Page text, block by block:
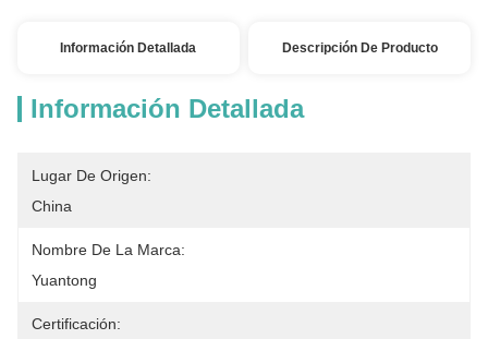
Información Detallada Descripción De Producto
Información Detallada
Lugar De Origen:
China
Nombre De La Marca:
Yuantong
Certificación: